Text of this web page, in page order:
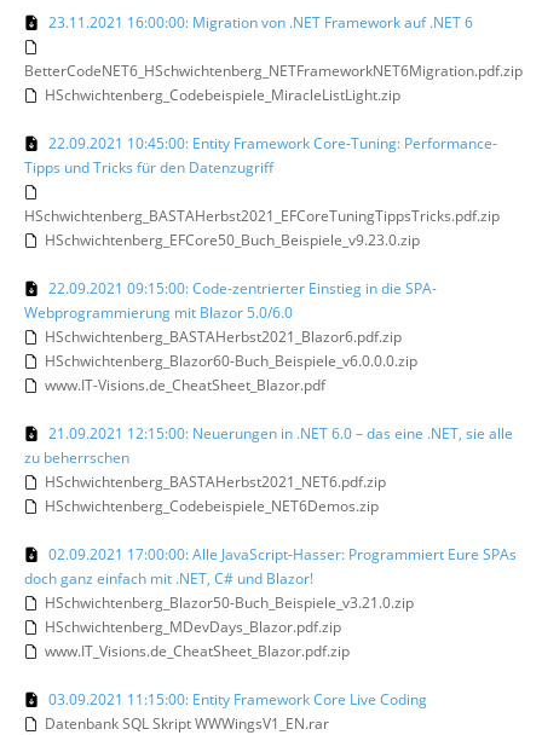
23.11.2021 16:00:00: Migration von .NET Framework auf .NET 6
BetterCodeNET6_HSchwichtenberg_NETFrameworkNET6Migration.pdf.zip
HSchwichtenberg_Codebeispiele_MiracleListLight.zip
22.09.2021 10:45:00: Entity Framework Core-Tuning: Performance-
Tipps und Tricks für den Datenzugriff
HSchwichtenberg_BASTAHerbst2021_EFCoreTuningTippsTricks.pdf.zip
HSchwichtenberg_EFCore50_Buch_Beispiele_v9.23.0.zip
22.09.2021 09:15:00: Code-zentrierter Einstieg in die SPA-
Webprogrammierung mit Blazor 5.0/6.0
HSchwichtenberg_BASTAHerbst2021_Blazor6.pdf.zip
HSchwichtenberg_Blazor60-Buch_Beispiele_v6.0.0.0.zip
www.IT-Visions.de_CheatSheet_Blazor.pdf
21.09.2021 12:15:00: Neuerungen in .NET 6.0 – das eine .NET, sie alle
zu beherrschen
HSchwichtenberg_BASTAHerbst2021_NET6.pdf.zip
HSchwichtenberg_Codebeispiele_NET6Demos.zip
02.09.2021 17:00:00: Alle JavaScript-Hasser: Programmiert Eure SPAs
doch ganz einfach mit .NET, C# und Blazor!
HSchwichtenberg_Blazor50-Buch_Beispiele_v3.21.0.zip
HSchwichtenberg_MDevDays_Blazor.pdf.zip
www.IT_Visions.de_CheatSheet_Blazor.pdf.zip
03.09.2021 11:15:00: Entity Framework Core Live Coding
Datenbank SQL Skript WWWingsV1_EN.rar